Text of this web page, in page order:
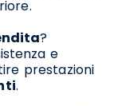
?
e
prestazioni
.